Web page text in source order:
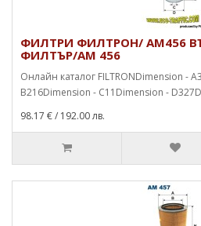
ФИЛТРИ ФИЛТРОН/ AM456
ФИЛТЪР/AM 456
Онлайн каталог FILTRONDimension -
B216Dimension - C11Dimension -
98.17 €/ 192.00 лв.